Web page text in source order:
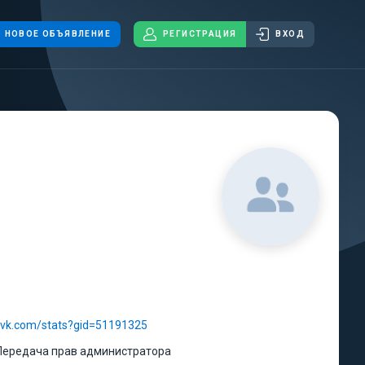
НОВОЕ ОБЪЯВЛЕНИЕ РЕГИСТРАЦИЯ ВХОД
stats?gid=51191325
прав администратора